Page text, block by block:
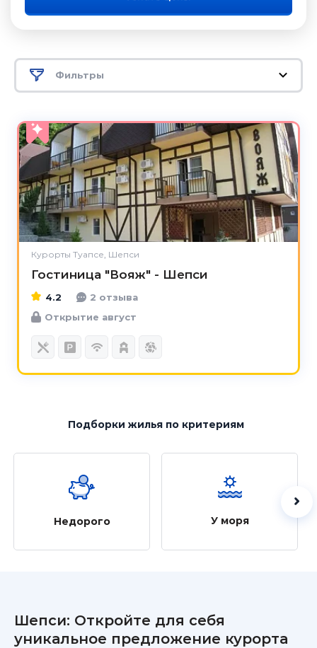
Фильтры
Курорты Туапсе, Шепси
Гостиница "Вояж" - Шепси
4.2
4.2
2 отзыва
Открытие август
Подборки жильяпо критериям
Недорого У моря
Шепси: Откройте для себя
уникальное предложение курорта